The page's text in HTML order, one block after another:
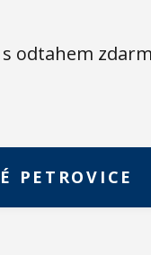
odtahem
PETROVICE